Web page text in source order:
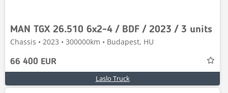
MAN TGX 26.510 6x2-4 / BDF / 2023 / 3 units
Chassis • 2023 • 300000km • Budapest, HU
66 400 EUR
Laslo Truck